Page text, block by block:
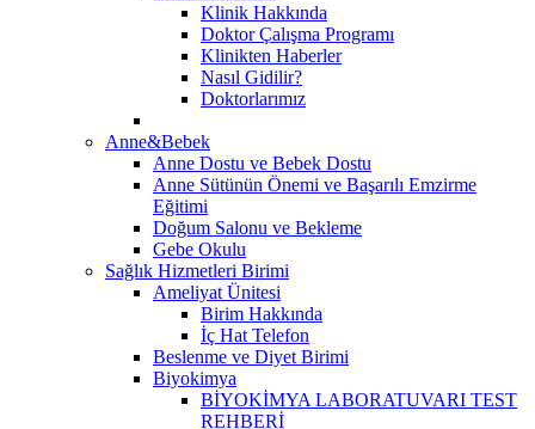
Klinik Hakkında
Doktor Çalışma Programı
Klinikten Haberler
Nasıl Gidilir?
Doktorlarımız
Anne&Bebek
Anne Dostu ve Bebek Dostu
Anne Sütünün Önemi ve Başarılı Emzirme
Eğitimi
Doğum Salonu ve Bekleme
Gebe Okulu
Sağlık Hizmetleri Birimi
Ameliyat Ünitesi
Birim Hakkında
İç Hat Telefon
Beslenme ve Diyet Birimi
Biyokimya
BİYOKİMYA LABORATUVARI TEST
REHBERİ